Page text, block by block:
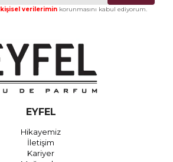
kişisel verileriminkorunmasını kabul ediyorum.
EYFEL
Hikayemiz
İletişim
Kariyer